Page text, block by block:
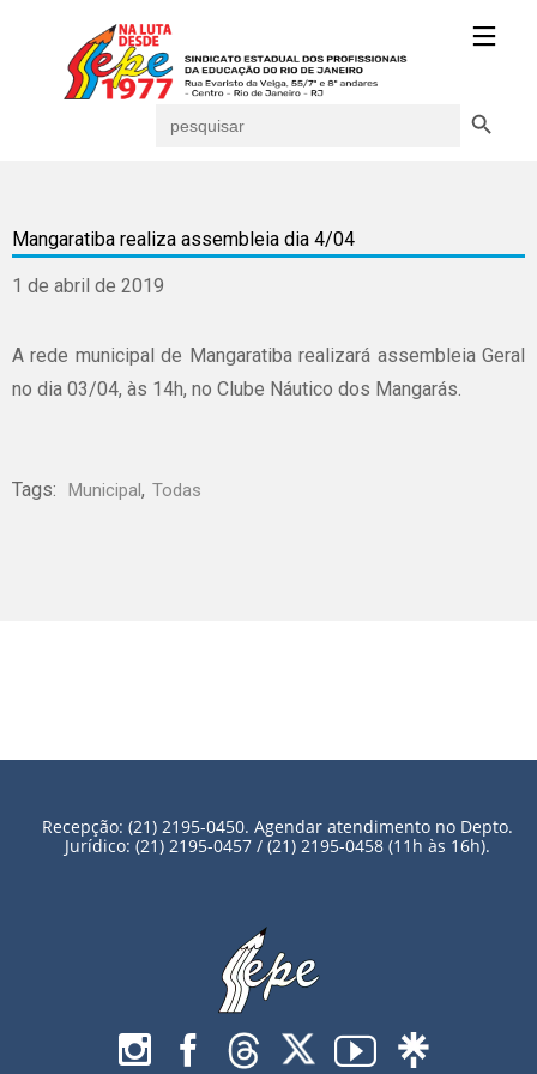
for:
Mangaratiba realiza assembleia dia 4/04
1 de abril de 2019
A rede municipal de Mangaratiba realizará assembleia Geral
no dia 03/04, às 14h, no Clube Náutico dos Mangarás.
Tags: Municipal, Todas
Recepção: (21) 2195-0450. Agendar atendimento no Depto.
Jurídico: (21) 2195-0457 / (21) 2195-0458 (11h às 16h).